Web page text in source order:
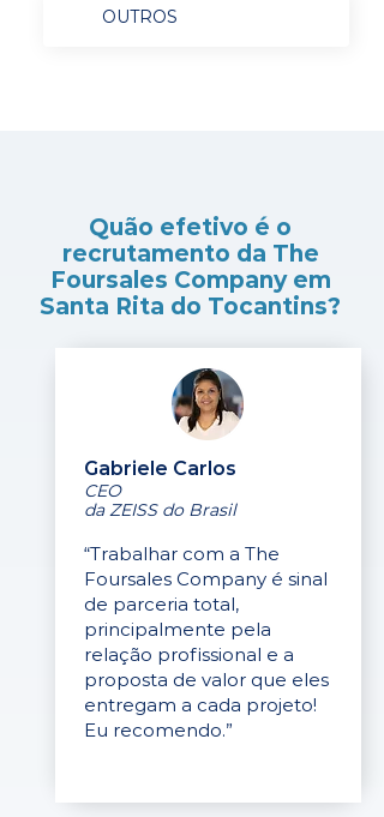
OUTROS
Quão efetivo é o
recrutamento da The
Foursales Company em
Santa Rita do Tocantins?
Gabriele Carlos
CEO
da ZEISS do Brasil
“Trabalhar com a The
Foursales Company é sinal
de parceria total,
principalmente pela
relação profissional e a
proposta de valor que eles
entregam a cada projeto!
Eu recomendo.”